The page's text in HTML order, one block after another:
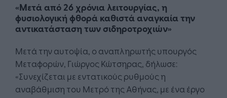
«Μετά από 26 χρόνια λειτουργίας, η
φυσιολογική φθορά καθιστά αναγκαία την
αντικατάσταση των σιδηροτροχιών»
Μετά την αυτοψία, ο αναπληρωτής υπουργός
Μεταφορών, Γιώργος Κώτσηρας, δήλωσε:
«Συνεχίζεται με εντατικούς ρυθμούς η
αναβάθμιση του Μετρό της Αθήνας, με ένα έργο